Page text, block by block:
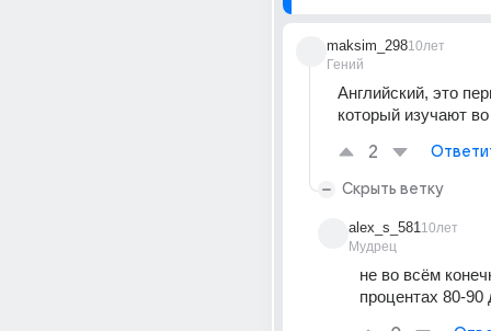
maksim_298
Гений
10лет
Английский, это
который изучают
2
Скрыть ветку
alex_s_581
Мудрец
10лет
не во всём
процентах 80-90